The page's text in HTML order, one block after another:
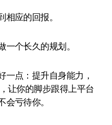
应的回报。
个长久的规划。
一点：提升自身能力，
让你的脚步跟得上平台
亏待你。